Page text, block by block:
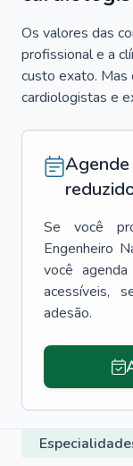
Os valores das
profissional e a
custo exato. Mas
cardiologistas e
Agende
Se você
Engenheiro
você
acessíveis,
adesão.